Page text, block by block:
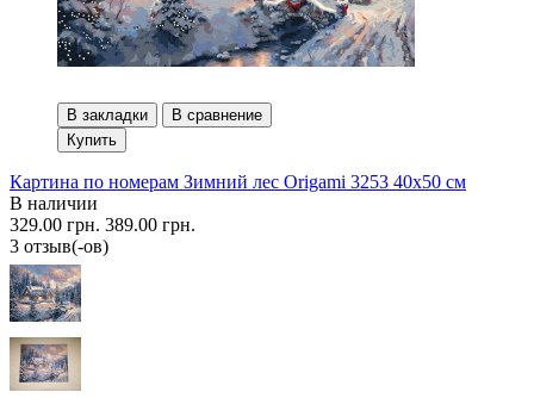
В закладки
В сравнение
Купить
Картина по номерам Зимний лес Origami 3253 40x50 см
В наличии
329.00 грн. 389.00 грн.
3 отзыв(-ов)